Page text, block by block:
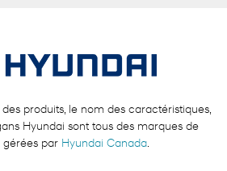
produits, le nom des caractéristiques,
Hyundai sont tous des marques de
par Hyundai Canada.